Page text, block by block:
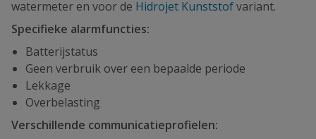
watermeter en voor de Hidrojet Kunststofvariant.
Specifieke alarmfuncties:
Batterijstatus
Geen verbruik over een bepaalde periode
Lekkage
Overbelasting
Verschillende communicatieprofielen: